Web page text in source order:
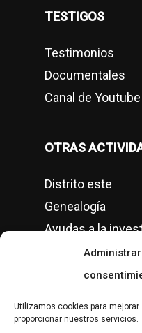
Utilizamos cookies para
proporcionar nuestros servicios.
TESTIGOS
Testimonios
Documentales
Canal de Youtube
OTRAS
Distrito este
Genealogía
Ayudas a la
Conciertos
Semanas